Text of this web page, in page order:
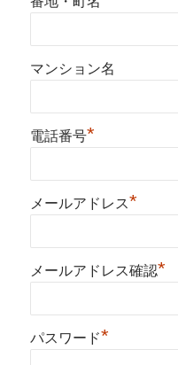
マンション名
電話番号*
メールアドレス*
メールアドレス確認*
パスワード*